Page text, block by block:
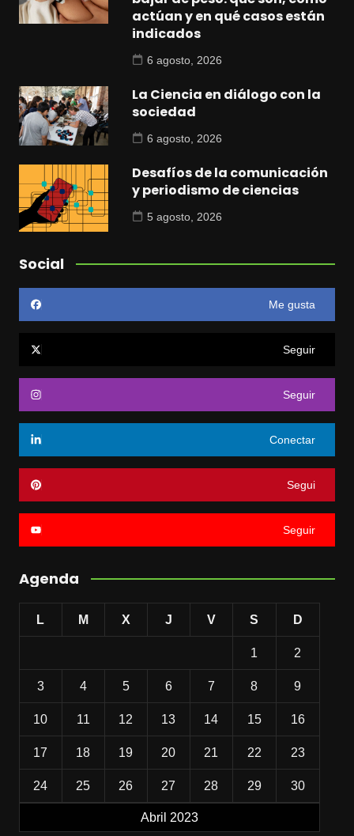
actúan y en qué casos están
indicados
6 agosto, 2026
La Ciencia en diálogo con la
sociedad
6 agosto, 2026
Desafíos de la comunicación
y periodismo de ciencias
5 agosto, 2026
Social
Me gusta
Seguir
Seguir
Conectar
Segui
Seguir
Agenda
Abril 2023
L M X J V S D
1 2
3 4 5 6 7 8 9
10 11 12 13 14 15 16
17 18 19 20 21 22 23
24 25 26 27 28 29 30